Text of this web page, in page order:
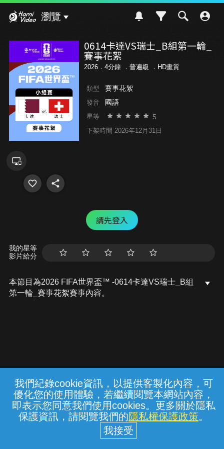
我們紀錄cookie資訊，以提供客製化內容，可
優化您的使用體驗，若繼續閱覽本網站內容，
即表示您同意我們使用cookies。更多關於隱私
保護資訊，請閱覽我們的隱私權保護政策。
瀏覽
0614卡達VS瑞士_B組第一輪_
賽事花絮
2026．4分鐘 ． 普遍級 ．HD畫質
類型 賽事花絮
發音 國語
星等 5
下架時間 2026年12月31日
請先登入
我的星等
影片給分
本節目為2026 FIFA世界盃™ -0614卡達VS瑞士_B組
第一輪_賽事花絮賽事內容。
常見問題 線上客服 服務條款 隱私權保護
中華電信股份有限公司個人家庭分公司
(統一編號：96979949) © 2026
{{notifyMsg}}